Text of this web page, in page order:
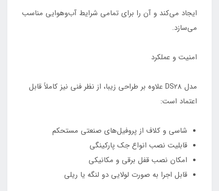
ایجاد می‌کند و آن را برای تمامی شرایط آب‌وهوایی مناسب
می‌سازد.
امنیت و عملکرد
مدل DS28 علاوه بر طراحی زیبا، از نظر فنی نیز کاملاً قابل
اعتماد است:
شاسی و کلاف از پروفیل‌های صنعتی مستحکم
قابلیت نصب انواع جک پارکینگی
امکان نصب قفل برقی و مکانیکی
قابل اجرا به صورت لولایی دو لنگه یا ریلی